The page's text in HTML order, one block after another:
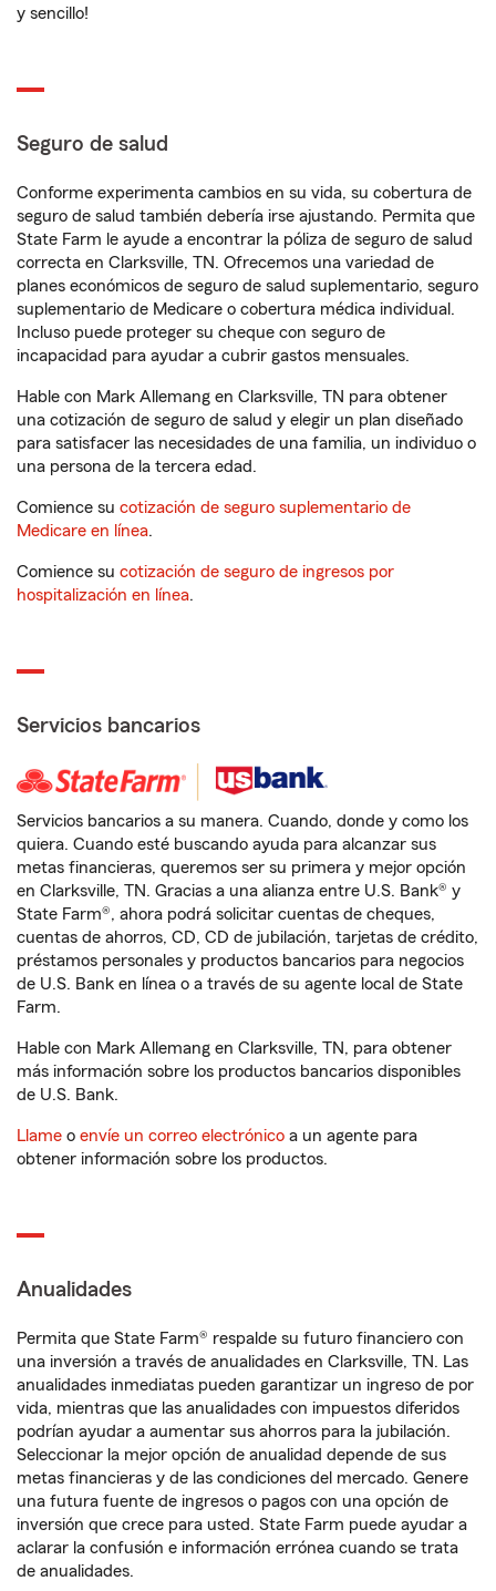
y sencillo!
Seguro de salud
Conforme experimenta cambios en su vida, su cobertura de
seguro de salud también debería irse ajustando. Permita que
State Farm le ayude a encontrar la póliza de seguro de salud
correcta en Clarksville, TN. Ofrecemos una variedad de
planes económicos de seguro de salud suplementario, seguro
suplementario de Medicare o cobertura médica individual.
Incluso puede proteger su cheque con seguro de
incapacidad para ayudar a cubrir gastos mensuales.
Hable con Mark Allemang en Clarksville, TN para obtener
una cotización de seguro de salud y elegir un plan diseñado
para satisfacer las necesidades de una familia, un individuo o
una persona de la tercera edad.
Comience su cotización de seguro suplementario de
Medicare en línea.
Comience su cotización de seguro de ingresos por
hospitalización en línea.
Servicios bancarios
Servicios bancarios a su manera. Cuando, donde y como los
quiera. Cuando esté buscando ayuda para alcanzar sus
metas financieras, queremos ser su primera y mejor opción
en Clarksville, TN. Gracias a una alianza entre U.S. Bank® y
State Farm®, ahora podrá solicitar cuentas de cheques,
cuentas de ahorros, CD, CD de jubilación, tarjetas de crédito,
préstamos personales y productos bancarios para negocios
de U.S. Bank en línea o a través de su agente local de State
Farm.
Hable con Mark Allemang en Clarksville, TN, para obtener
más información sobre los productos bancarios disponibles
de U.S. Bank.
Llame o envíe un correo electrónico a un agente para
obtener información sobre los productos.
Anualidades
Permita que State Farm® respalde su futuro financiero con
una inversión a través de anualidades en Clarksville, TN. Las
anualidades inmediatas pueden garantizar un ingreso de por
vida, mientras que las anualidades con impuestos diferidos
podrían ayudar a aumentar sus ahorros para la jubilación.
Seleccionar la mejor opción de anualidad depende de sus
metas financieras y de las condiciones del mercado. Genere
una futura fuente de ingresos o pagos con una opción de
inversión que crece para usted. State Farm puede ayudar a
aclarar la confusión e información errónea cuando se trata
de anualidades.